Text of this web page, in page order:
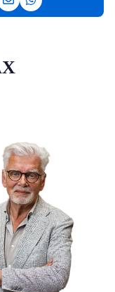
op LinkedIn
Deel via e-mail
Deel via